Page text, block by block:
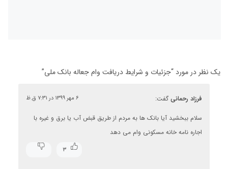
یک نظر در مورد “جزئیات و شرایط دریافت وام جعاله بانک ملی”
فرزاد رحمانی گفت: ۶ مهر ۱۳۹۹ در ۷:۳۱ ق.ظ
سلام ببخشید آیا بانک ها به مردم از طریق قبض آب یا برق و غیره با
اجاره نامه خانه مسکونی وام می دهد
۳